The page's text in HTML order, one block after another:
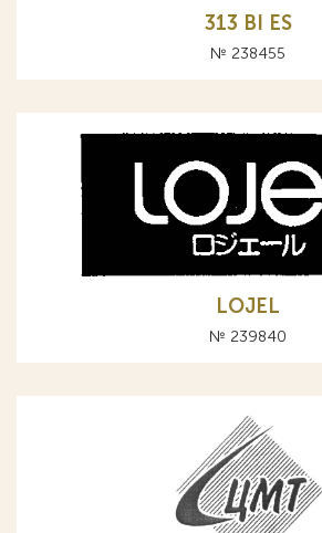
313 BI ES
№ 238455
LOJEL
№ 239840